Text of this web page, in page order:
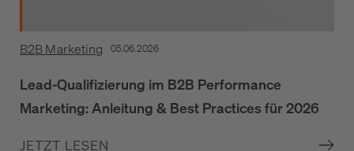
B2B Marketing 05.06.2026
Lead-Qualifizierung im B2B Performance
Marketing: Anleitung & Best Practices für 2026
JETZT LESEN